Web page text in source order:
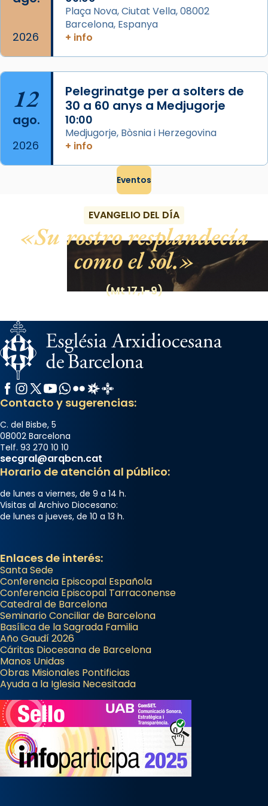
2026
Plaça Nova, Ciutat Vella, 08002
Barcelona, Espanya
+ info
12
ago.
2026
Pelegrinatge per a solters de
30 a 60 anys a Medjugorje
10:00
Medjugorje, Bòsnia i Herzegovina
+ info
Eventos
EVANGELIO DEL DÍA
Su rostro resplandecía
como el sol.
(Mt 17,1-9)
Facebook
Instagram
X / Twitter
YouTube
WhatsApp
FlickrRadio Estel
Catalunya Cristiana
Contacto y sugerencias:
C. del Bisbe, 5
08002 Barcelona
Telf. 93 270 10 10
secgral@arqbcn.cat
Horario de atención al público:
de lunes a viernes, de 9 a 14 h.
Visitas al Archivo Diocesano:
de lunes a jueves, de 10 a 13 h.
Enlaces de interés:
Santa Sede
Conferencia Episcopal Española
Conferencia Episcopal Tarraconense
Catedral de Barcelona
Seminario Conciliar de Barcelona
Basílica de la Sagrada Familia
Año Gaudí 2026
Cáritas Diocesana de Barcelona
Manos Unidas
Obras Misionales Pontificias
Ayuda a la Iglesia Necesitada